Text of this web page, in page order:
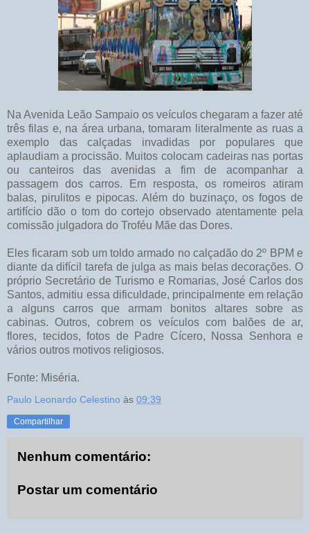
Na Avenida Leão Sampaio os veículos chegaram a fazer até
três filas e, na área urbana, tomaram literalmente as ruas a
exemplo das calçadas invadidas por populares que
aplaudiam a procissão. Muitos colocam cadeiras nas portas
ou canteiros das avenidas a fim de acompanhar a
passagem dos carros. Em resposta, os romeiros atiram
balas, pirulitos e pipocas. Além do buzinaço, os fogos de
artifício dão o tom do cortejo observado atentamente pela
comissão julgadora do Troféu Mãe das Dores.
Eles ficaram sob um toldo armado no calçadão do 2º BPM e
diante da difícil tarefa de julga as mais belas decorações. O
próprio Secretário de Turismo e Romarias, José Carlos dos
Santos, admitiu essa dificuldade, principalmente em relação
a alguns carros que armam bonitos altares sobre as
cabinas. Outros, cobrem os veículos com balões de ar,
flores, tecidos, fotos de Padre Cícero, Nossa Senhora e
vários outros motivos religiosos.
Fonte: Miséria.
Paulo Leonardo Celestino às 09:39
Compartilhar
Nenhum comentário:
Postar um comentário